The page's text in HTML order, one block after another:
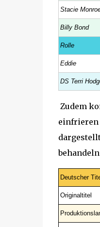
Stacie
Billy Bond
Rolle
Eddie
DS Terri
Zudem
einfrieren
Deutscher
Originaltitel